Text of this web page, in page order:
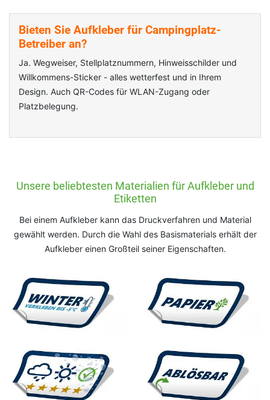
Bieten Sie Aufkleber für Campingplatz-
Betreiber an?
Ja. Wegweiser, Stellplatznummern, Hinweisschilder und
Willkommens-Sticker - alles wetterfest und in Ihrem
Design. Auch QR-Codes für WLAN-Zugang oder
Platzbelegung.
Unsere beliebtesten Materialien für Aufkleber und
Etiketten
Bei einem Aufkleber kann das Druckverfahren und Material
gewählt werden. Durch die Wahl des Basismaterials erhält der
Aufkleber einen Großteil seiner Eigenschaften.